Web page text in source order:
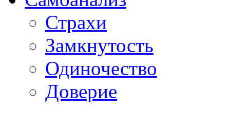
Страхи
Замкнутость
Одиночество
Доверие